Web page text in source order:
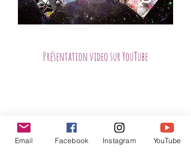
Présentation video sur YouTube
Email Facebook Instagram YouTube